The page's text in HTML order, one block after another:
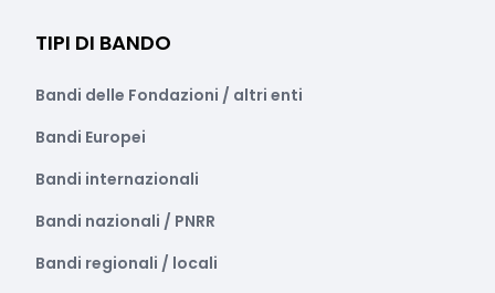
TIPI DI BANDO
Bandi delle Fondazioni / altri enti
Bandi Europei
Bandi internazionali
Bandi nazionali / PNRR
Bandi regionali / locali